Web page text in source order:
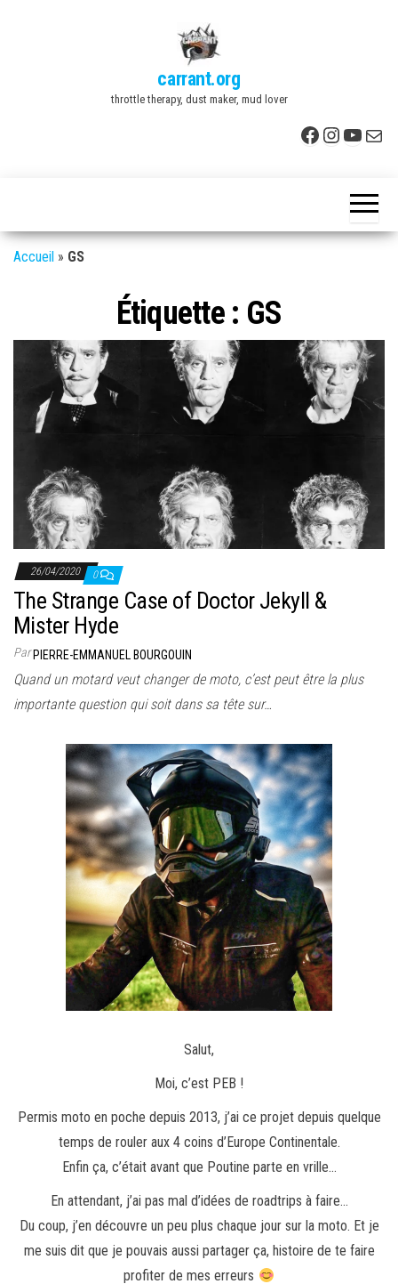
carrant.org
throttle therapy, dust maker, mud lover
Facebook
E-
Accueil » GS
Étiquette : GS
26/04/2020 0
The Strange Case of Doctor Jekyll &
Mister Hyde
ParPIERRE-EMMANUEL BOURGOUIN
Quand un motard veut changer de moto, c’est peut être la plus
importante question qui soit dans sa tête sur…
Salut,
Moi, c’est PEB !
Permis moto en poche depuis 2013, j’ai ce projet depuis quelque
temps de rouler aux 4 coins d’Europe Continentale.
Enfin ça, c’était avant que Poutine parte en vrille…
En attendant, j’ai pas mal d’idées de roadtrips à faire…
Du coup, j’en découvre un peu plus chaque jour sur la moto. Et je
me suis dit que je pouvais aussi partager ça, histoire de te faire
profiter de mes erreurs